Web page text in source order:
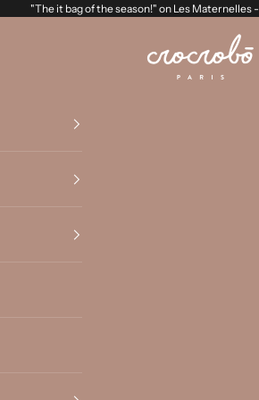
"The it bag of the season!" on Les Maternelles -